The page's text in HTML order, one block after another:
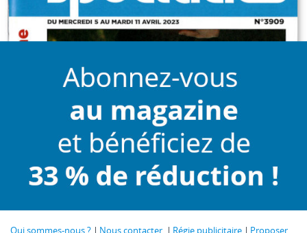
Qui sommes-nous ? Nous contacter Régie publicitaire
Proposer